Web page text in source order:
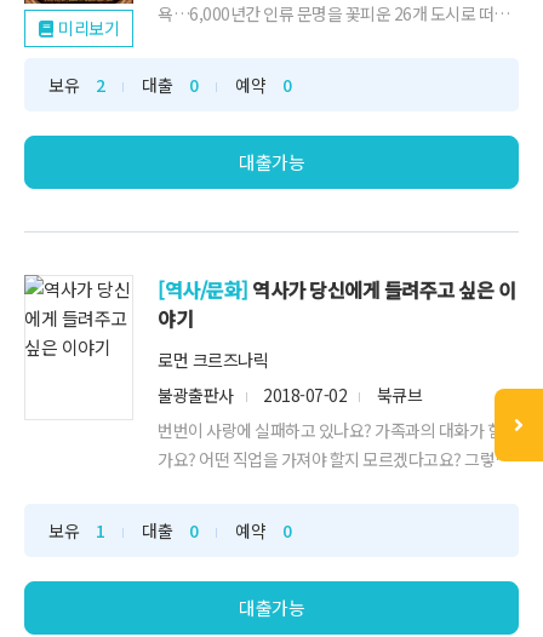
미리보기
욕…6,000년간 인류 문명을 꽃피운 26개 도시로 떠나
인류의 삶을 지배했는가?- 정치, 국제교역, 기술발전,
예술 등 문명의 결실은 도시 역사 속 어떻게 잉태되는
가?- 기후변화와 팬데믹 등 위기를 넘어 미래 도시가 나
아갈 방향은 어디인가?도시의 역...
보유 2 대출 0 예약 0
대출가능
[역사/문화] 역사가 당신에게 들려주고 싶은 이
야기
로먼 크르즈나릭
불광출판사
2018-07-02
북큐브
번번이 사랑에 실패하고 있나요? 가족과의 대화가 힘든
가요? 어떤 직업을 가져야 할지 모르겠다고요? 그렇다
보세요. 온라인 문화로 사랑과 우정의 방식이 달라지고,
평생직장의 개념은 종말을 고한 시대, 돈벌이는 물론 삶
의 질도 중요해졌고, 길어진 수명으로 주어진 시간을 어
떻게 써야 하는지가 새로운 고민...
보유 1 대출 0 예약 0
대출가능